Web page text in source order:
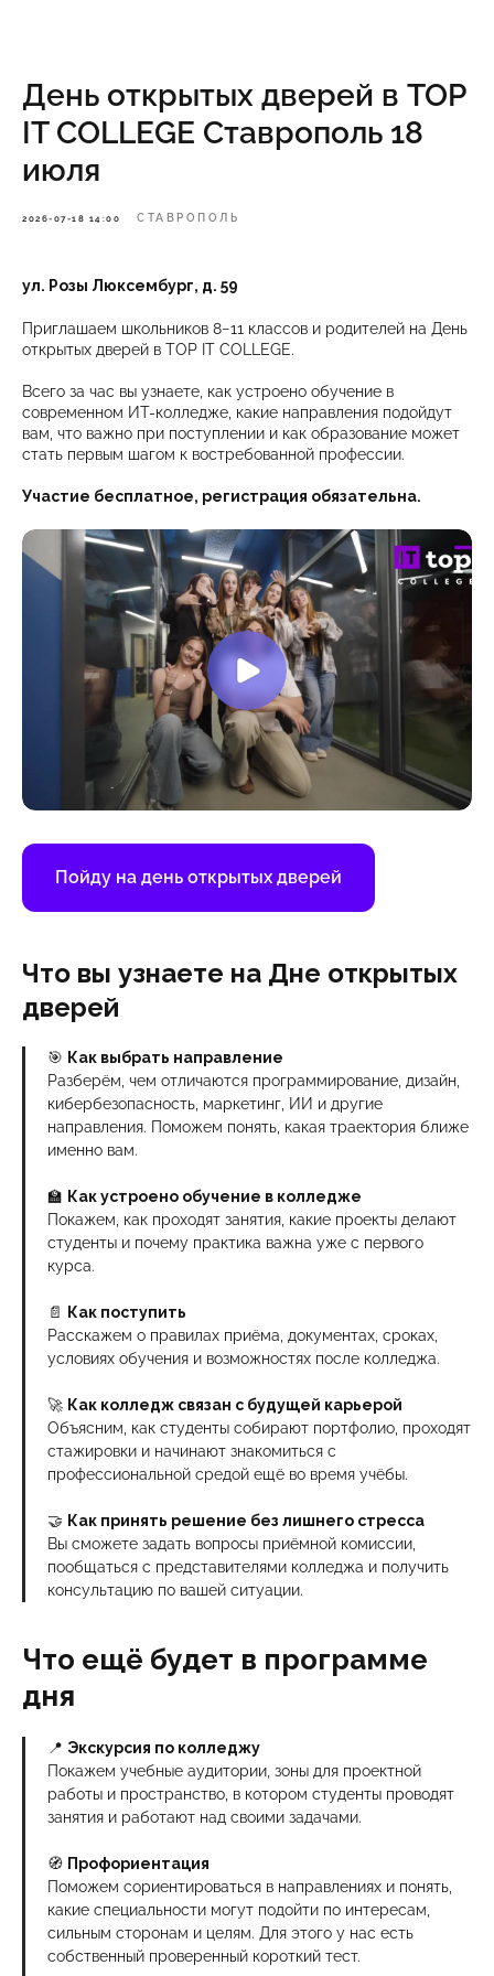
День открытых дверей в TOP
IT COLLEGE Ставрополь 18
июля
2026-07-18 14:00 СТАВРОПОЛЬ
ул. Розы Люксембург, д. 59
Приглашаем школьников 8−11 классов и родителей на День
открытых дверей в TOP IT COLLEGE.
Всего за час вы узнаете, как устроено обучение в
современном ИТ-колледже, какие направления подойдут
вам, что важно при поступлении и как образование может
стать первым шагом к востребованной профессии.
Участие бесплатное, регистрация обязательна.
Пойду на день открытых дверей
Что вы узнаете на Дне открытых
дверей
🎯 Как выбрать направление
Разберём, чем отличаются программирование, дизайн,
кибербезопасность, маркетинг, ИИ и другие
направления. Поможем понять, какая траектория ближе
именно вам.
🏫 Как устроено обучение в колледже
Покажем, как проходят занятия, какие проекты делают
студенты и почему практика важна уже с первого
курса.
📄 Как поступить
Расскажем о правилах приёма, документах, сроках,
условиях обучения и возможностях после колледжа.
🚀 Как колледж связан с будущей карьерой
Объясним, как студенты собирают портфолио, проходят
стажировки и начинают знакомиться с
профессиональной средой ещё во время учёбы.
🤝 Как принять решение без лишнего стресса
Вы сможете задать вопросы приёмной комиссии,
пообщаться с представителями колледжа и получить
консультацию по вашей ситуации.
Что ещё будет в программе
дня
📍 Экскурсия по колледжу
Покажем учебные аудитории, зоны для проектной
работы и пространство, в котором студенты проводят
занятия и работают над своими задачами.
🧭 Профориентация
Поможем сориентироваться в направлениях и понять,
какие специальности могут подойти по интересам,
сильным сторонам и целям. Для этого у нас есть
собственный проверенный короткий тест.